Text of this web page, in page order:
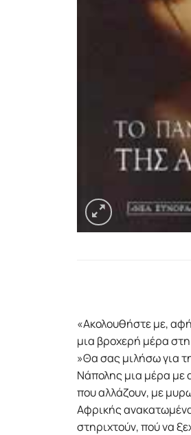
«Ακολουθήστε με,
μια βροχερή μέρα
»Θα σας μιλήσω για
Νάπολης μια μέρα με
που αλλάζουν, με
Αφρικής
στηριχτούν, πού να